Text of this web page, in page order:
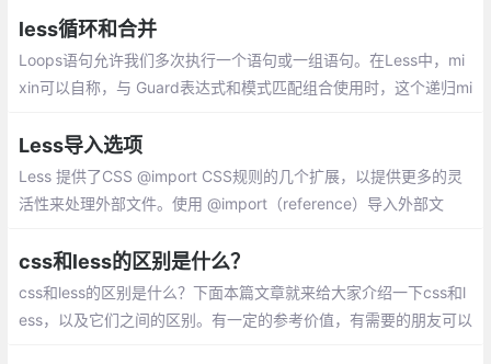
less循环和合并
Loops语句允许我们多次执行一个语句或一组语句。在Less中，mi
xin可以自称，与 Guard表达式和模式匹配组合使用时，这个递归mi
Less导入选项
Less 提供了CSS @import CSS规则的几个扩展，以提供更多的灵
活性来处理外部文件。使用 @import（reference）导入外部文
css和less的区别是什么？
css和less的区别是什么？下面本篇文章就来给大家介绍一下css和l
ess，以及它们之间的区别。有一定的参考价值，有需要的朋友可以